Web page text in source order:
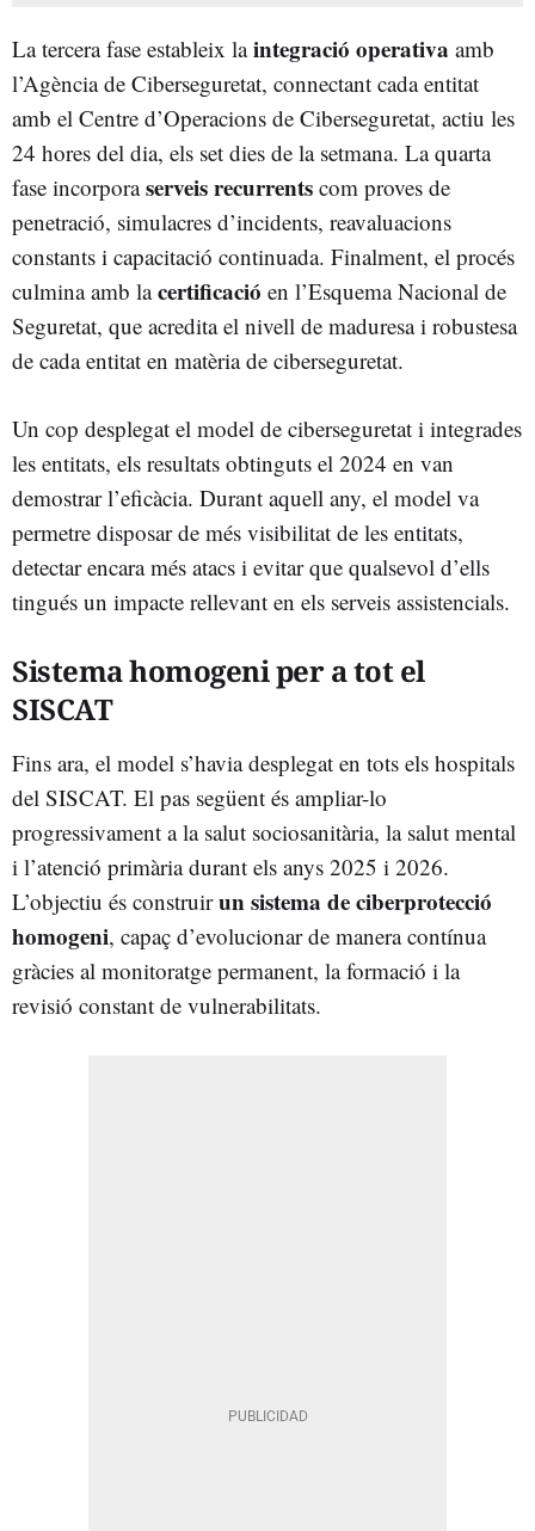
La tercera fase estableix laintegració operativa amb
l’Agència de Ciberseguretat, connectant cada entitat
amb el Centre d’Operacions de Ciberseguretat, actiu les
24 hores del dia, els set dies de la setmana. La quarta
fase incorporaserveis recurrents com proves de
penetració, simulacres d’incidents, reavaluacions
constants i capacitació continuada. Finalment, el procés
culmina amb lacertificació en l’Esquema Nacional de
Seguretat, que acredita el nivell de maduresa i robustesa
de cada entitat en matèria de ciberseguretat.
Un cop desplegat el model de ciberseguretat i integrades
les entitats, els resultats obtinguts el 2024 en van
demostrar l’eficàcia. Durant aquell any, el model va
permetre disposar de més visibilitat de les entitats,
detectar encara més atacs i evitar que qualsevol d’ells
tingués un impacte rellevant en els serveis assistencials.
Sistema homogeni per a tot el
SISCAT
Fins ara, el model s’havia desplegat en tots els hospitals
del SISCAT. El pas següent és ampliar-lo
progressivament a la salut sociosanitària, la salut mental
i l’atenció primària durant els anys 2025 i 2026.
L’objectiu és construirun sistema de ciberprotecció
homogeni, capaç d’evolucionar de manera contínua
gràcies al monitoratge permanent, la formació i la
revisió constant de vulnerabilitats.